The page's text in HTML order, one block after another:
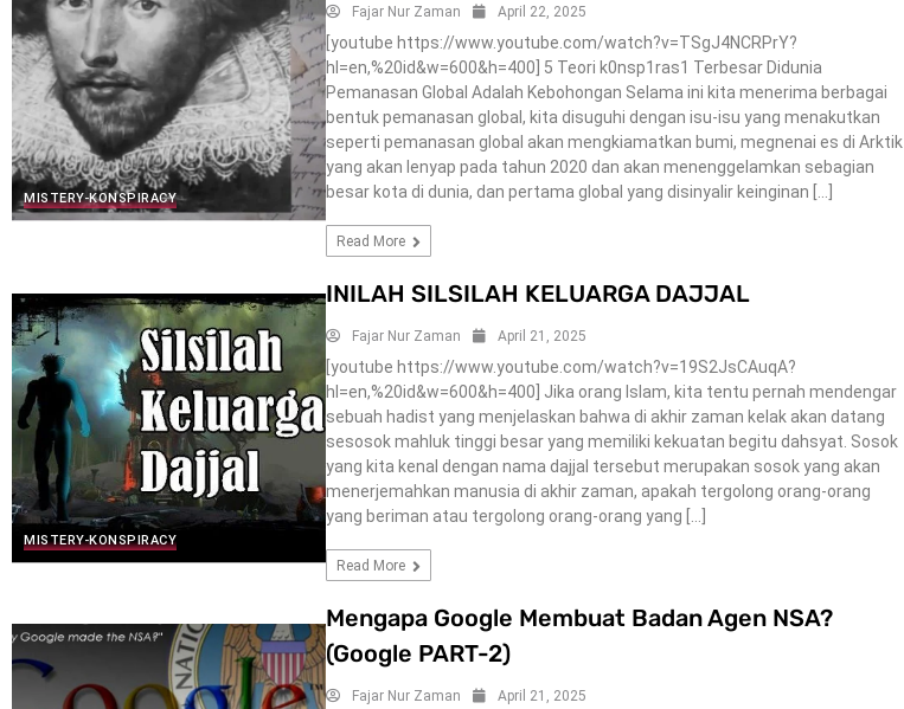
MISTERY-KONSPIRACY
Fajar Nur Zaman April 22, 2025
[youtube https://www.youtube.com/watch?v=TSgJ4NCRPrY?
hl=en,%20id&w=600&h=400] 5 Teori k0nsp1ras1 Terbesar Didunia
Pemanasan Global Adalah Kebohongan Selama ini kita menerima berbagai
bentuk pemanasan global, kita disuguhi dengan isu-isu yang menakutkan
seperti pemanasan global akan mengkiamatkan bumi, megnenai es di Arktik
yang akan lenyap pada tahun 2020 dan akan menenggelamkan sebagian
besar kota di dunia, dan pertama global yang disinyalir keinginan […]
Read More
MISTERY-KONSPIRACY
INILAH SILSILAH KELUARGA DAJJAL
Fajar Nur Zaman April 21, 2025
[youtube https://www.youtube.com/watch?v=19S2JsCAuqA?
hl=en,%20id&w=600&h=400] Jika orang Islam, kita tentu pernah mendengar
sebuah hadist yang menjelaskan bahwa di akhir zaman kelak akan datang
sesosok mahluk tinggi besar yang memiliki kekuatan begitu dahsyat. Sosok
yang kita kenal dengan nama dajjal tersebut merupakan sosok yang akan
menerjemahkan manusia di akhir zaman, apakah tergolong orang-orang
yang beriman atau tergolong orang-orang yang […]
Read More
Mengapa Google Membuat Badan Agen NSA?
(Google PART-2)
Fajar Nur Zaman April 21, 2025